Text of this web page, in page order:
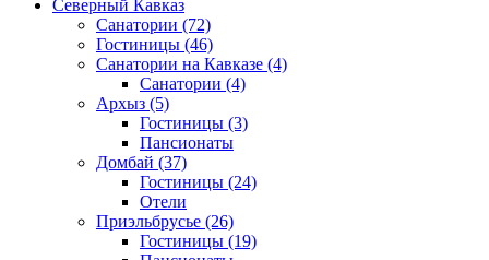
Северный Кавказ
Санатории (72)
Гостиницы (46)
Санатории на Кавказе (4)
Санатории (4)
Архыз (5)
Гостиницы (3)
Пансионаты
Домбай (37)
Гостиницы (24)
Отели
Приэльбрусье (26)
Гостиницы (19)